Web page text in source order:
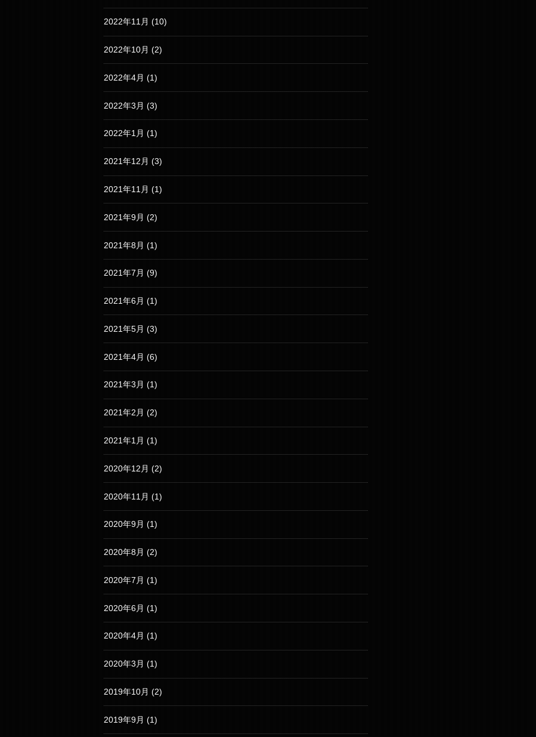
2022年11月 (10)
2022年10月 (2)
2022年4月 (1)
2022年3月 (3)
2022年1月 (1)
2021年12月 (3)
2021年11月 (1)
2021年9月 (2)
2021年8月 (1)
2021年7月 (9)
2021年6月 (1)
2021年5月 (3)
2021年4月 (6)
2021年3月 (1)
2021年2月 (2)
2021年1月 (1)
2020年12月 (2)
2020年11月 (1)
2020年9月 (1)
2020年8月 (2)
2020年7月 (1)
2020年6月 (1)
2020年4月 (1)
2020年3月 (1)
2019年10月 (2)
2019年9月 (1)